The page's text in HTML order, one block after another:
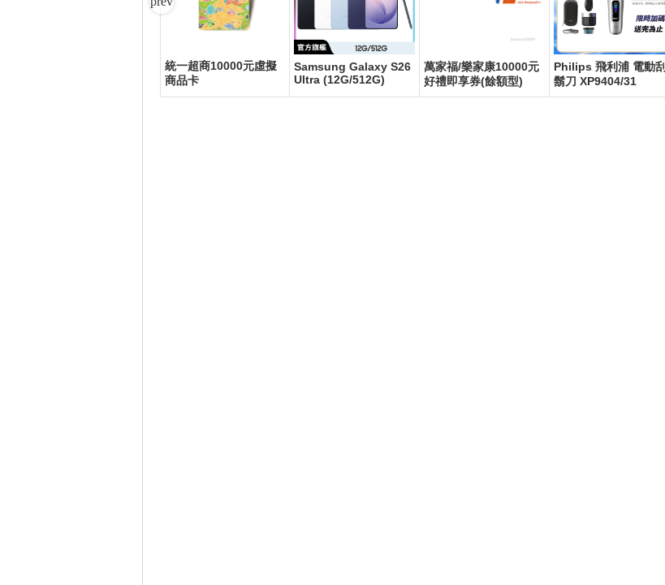
統一超商10000元虛擬
商品卡
Samsung Galaxy S26
Ultra (12G/512G)
萬家福/樂家康10000元
好禮即享券(餘額型)
Philips 飛利浦 電動刮
鬍刀 XP9404/31